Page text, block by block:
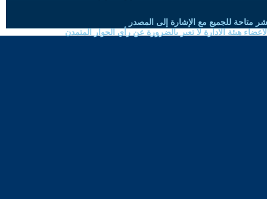
متاحة للجميع مع الإشارة إلى المصدر
هيئة الادارة لا تعبر بالضرورة عن رأي الحوار المتمدن